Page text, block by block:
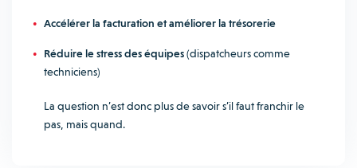
Accélérer la facturation et améliorer la trésorerie
Réduire le stress des équipes(dispatcheurs comme
techniciens)
La question n’est donc plus de savoir s’il faut franchir le
pas, mais quand.